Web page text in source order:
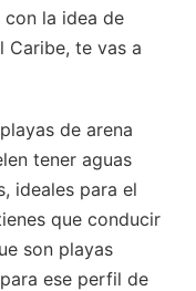
con la idea de
Caribe, te vas a
de arena
tener aguas
ideales para el
que conducir
son playas
ese perfil de